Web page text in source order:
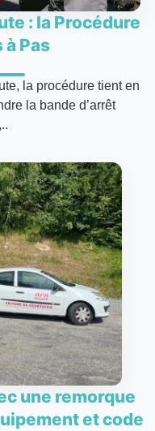
: la Procédure
à Pas
la procédure tient en
la bande d’arrêt
une remorque
et code